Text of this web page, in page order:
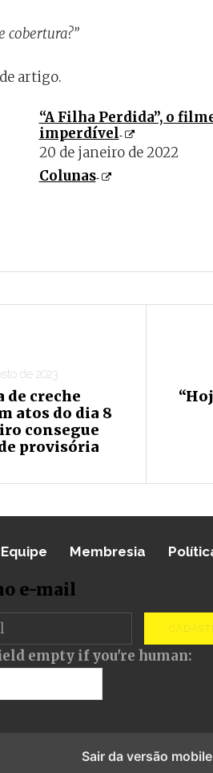
cobertura?”
artigo.
“A Filha Perdida”, o
imperdível
20 de janeiro de 2022
Colunas
de 2023
de creche
atos do dia 8
consegue
provisória
Equipe Membresia
e-mail
empty if you're human:
Sair da versão mobile